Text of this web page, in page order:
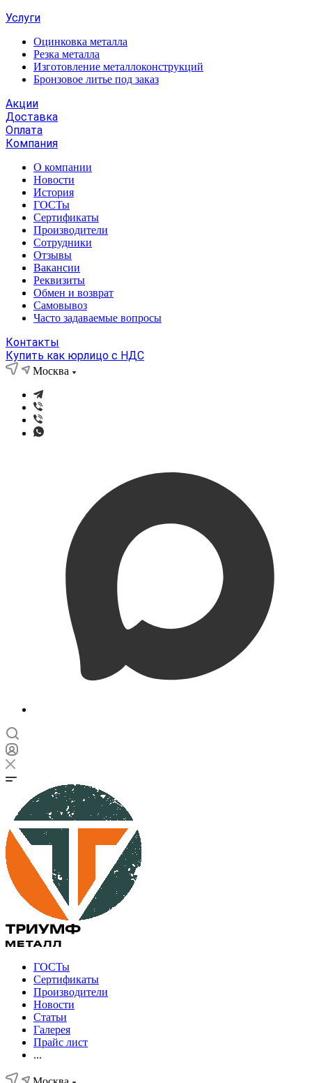
Услуги
Оцинковка металла
Резка металла
Изготовление металлоконструкций
Бронзовое литье под заказ
Акции
Доставка
Оплата
Компания
О компании
Новости
История
ГОСТы
Сертификаты
Производители
Сотрудники
Отзывы
Вакансии
Реквизиты
Обмен и возврат
Самовывоз
Часто задаваемые вопросы
Контакты
Купить как юрлицо с НДС
Москва
ГОСТы
Сертификаты
Производители
Новости
Статьи
Галерея
Прайс лист
...